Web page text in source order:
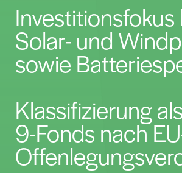
Solar- und
sowie
Klassifizierung
9-Fonds nach